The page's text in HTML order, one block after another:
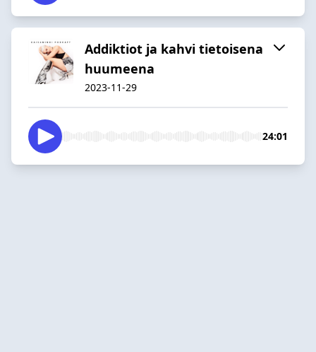
Addiktiot ja kahvi tietoisena
huumeena
2023-11-29
24:01